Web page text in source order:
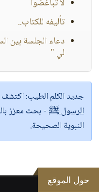
لا تباغضوا
تأليفه للكتاب..
دعاء الجلسة بين
لي "
جديد الكلم الطيب:
الرسول ﷺ - بحث معزز
النبوية الصحيحة.
حول الموقع